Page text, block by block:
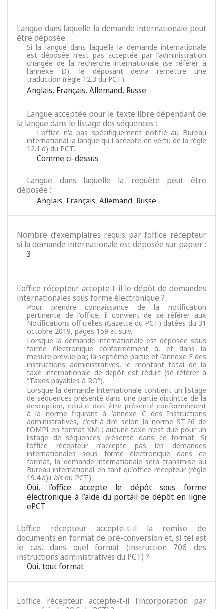
Langue dans laquelle la demande internationale peut
être déposée :
Si la langue dans laquelle la demande internationale
est déposée n’est pas acceptée par l’administration
chargée de la recherche internationale (se référer à
l'annexe D), le déposant devra remettre une
traduction (règle 12.3 du PCT).
Anglais, Français, Allemand, Russe
Langue acceptée pour le texte libre dépendant de
la langue dans le listage des séquences :
L'office n'a pas spécifiquement notifié au Bureau
international la langue qu'il accepte en vertu de la règle
12.1.d) du PCT.
Comme ci-dessus
Langue dans laquelle la requête peut être
déposée :
Anglais, Français, Allemand, Russe
Nombre d’exemplaires requis par l’office récepteur
si la demande internationale est déposée sur papier :
3
L’office récepteur accepte-t-il le dépôt de demandes
internationales sous forme électronique ?
Pour prendre connaissance de la notification
pertinente de l’office, il convient de se référer aux
Notifications officielles (Gazette du PCT) datées du 31
octobre 2019, pages 159 et suiv.
Lorsque la demande internationale est déposée sous
forme électronique conformément à, et dans la
mesure prévue par, la septième partie et l’annexe F des
instructions administratives, le montant total de la
taxe internationale de dépôt est réduit (se référer à
“Taxes payables à RO”).
Lorsque la demande internationale contient un listage
de séquences présenté dans une partie distincte de la
description, celui-ci doit être présenté conformément
à la norme figurant à l’annexe C des Instructions
administratives, c’est-à-dire selon la norme ST.26 de
l’OMPI en format XML; aucune taxe n’est due pour un
listage de séquences présenté dans ce format. Si
l’office récepteur n’accepte pas les demandes
internationales sous forme électronique dans ce
format, la demande internationale sera transmise au
Bureau international en tant qu’office récepteur (règle
19.4.a)ii-bis du PCT).
Oui, l’office accepte le dépôt sous forme
électronique à l’aide du portail de dépôt en ligne
ePCT
L'office récepteur accepte-t-il la remise de
documents en format de pré-conversion et, si tel est
le cas, dans quel format (instruction 706 des
instructions administratives du PCT) ?
Oui, tout format
L'office récepteur accepte-t-il l'incorporation par